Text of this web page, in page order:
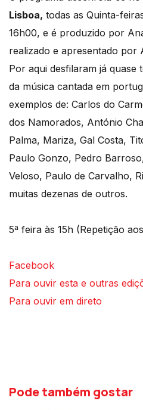
Lisboa, todas as Quinta-
16h00, e é produzido por
realizado e apresentado por
Por aqui desfilaram já quase
da música cantada em
exemplos de: Carlos do
dos Namorados, António
Palma, Mariza, Gal Costa,
Paulo Gonzo, Pedro
Veloso, Paulo de Carvalho,
muitas dezenas de outros.
5ª feira às 15h (Repetição
Facebook
Para ouvir esta e outras
Para ouvir em direto
Pode também gostar